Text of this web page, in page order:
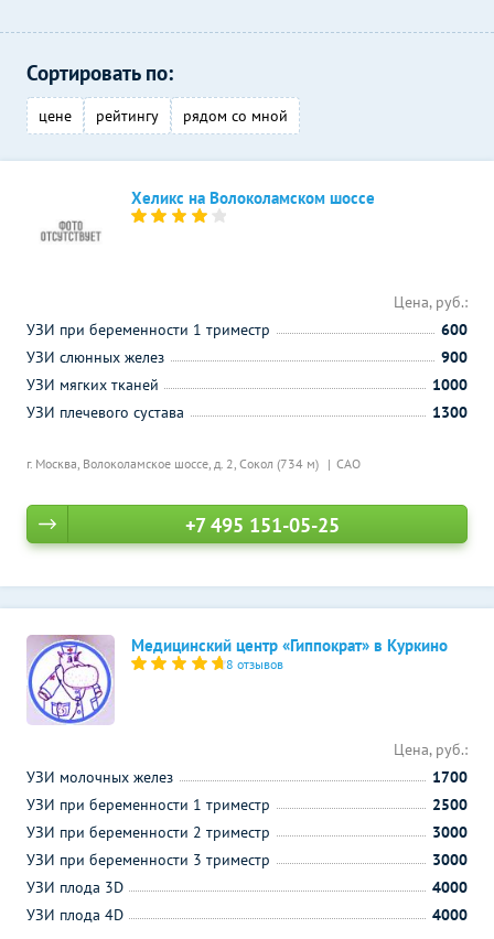
Сортировать по:
цене рейтингу рядом со мной
Хеликс на Волоколамском шоссе
г. Москва, Волоколамское шоссе, д. 2, Сокол (734 м) САО
Цена, руб.:
УЗИ при беременности 1 триместр
600
УЗИ слюнных желез
900
УЗИ мягких тканей
1000
УЗИ плечевого сустава
1300
+7 495 151-05-25
Медицинский центр «Гиппократ» в Куркино
8 отзывов
Цена, руб.:
УЗИ молочных желез
1700
УЗИ при беременности 1 триместр
2500
УЗИ при беременности 2 триместр
3000
УЗИ при беременности 3 триместр
3000
УЗИ плода 3D
4000
УЗИ плода 4D
4000